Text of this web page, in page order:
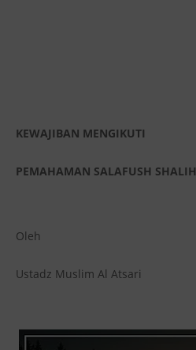
KEWAJIBAN MENGIKUTI
PEMAHAMAN SALAFUSH SHALIH
Oleh
Ustadz Muslim Al Atsari